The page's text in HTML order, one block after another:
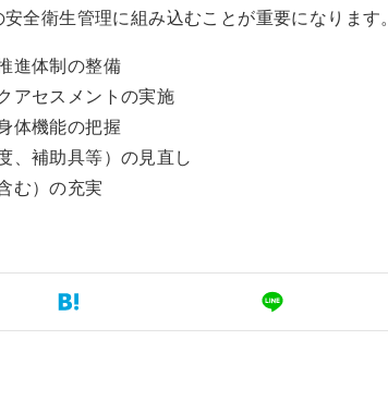
全衛生管理に組み込むことが重要になります。
進体制の整備
アセスメントの実施
体機能の把握
、補助具等）の見直し
む）の充実